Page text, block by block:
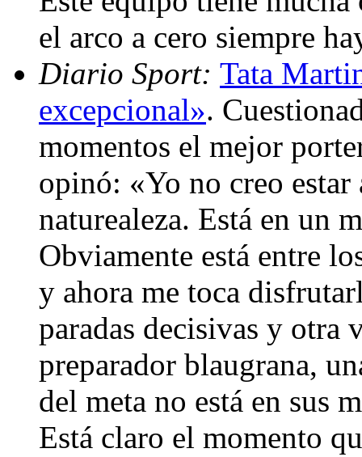
el arco a cero siempre
Diario Sport: Tata
excepcional».
momentos el mejor
opinó: «Yo no creo
naturealeza. Está en un
Obviamente está entre
y ahora me toca
paradas decisivas y otra
preparador blaugrana,
del meta no está en sus
Está claro el momento